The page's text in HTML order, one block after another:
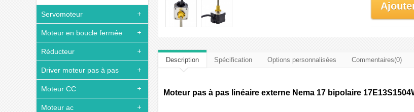
Servomoteur
Moteur en boucle fermée
Réducteur
Driver moteur pas à pas
Moteur CC
Moteur ac
Description Spécification Options personnalisées Commentaires(0)
Moteur pas à pas linéaire externe Nema 17 bipolaire